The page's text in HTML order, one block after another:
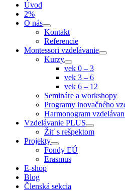
Úvod
2%
O nás
Kontakt
Referencie
Montessori vzdelávanie
Kurzy
vek 0 – 3
vek 3 – 6
vek 6 – 12
Semináre a workshopy
Programy inovačného
Harmonogram
Vzdelávanie PLUS
Žiť s rešpektom
Projekty
Fondy EÚ
Erasmus
E-shop
Blog
Členská sekcia